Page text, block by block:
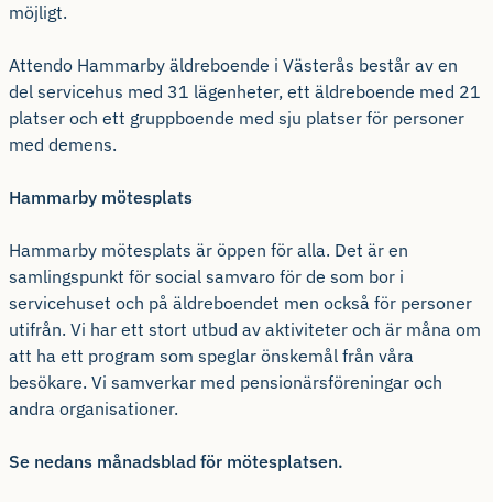
möjligt.
Attendo Hammarby äldreboende i Västerås består av en
del servicehus med 31 lägenheter, ett äldreboende med 21
platser och ett gruppboende med sju platser för personer
med demens.
Hammarby mötesplats
Hammarby mötesplats är öppen för alla. Det är en
samlingspunkt för social samvaro för de som bor i
servicehuset och på äldreboendet men också för personer
utifrån. Vi har ett stort utbud av aktiviteter och är måna om
att ha ett program som speglar önskemål från våra
besökare. Vi samverkar med pensionärsföreningar och
andra organisationer.
Se nedans månadsblad för mötesplatsen.